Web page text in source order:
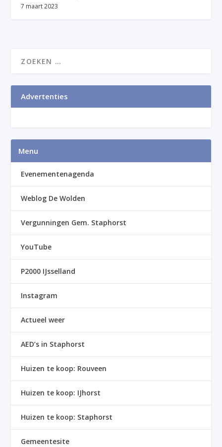
7 maart 2023
Advertenties
Menu
Evenementenagenda
Weblog De Wolden
Vergunningen Gem. Staphorst
YouTube
P2000 IJsselland
Instagram
Actueel weer
AED’s in Staphorst
Huizen te koop: Rouveen
Huizen te koop: IJhorst
Huizen te koop: Staphorst
Gemeentesite